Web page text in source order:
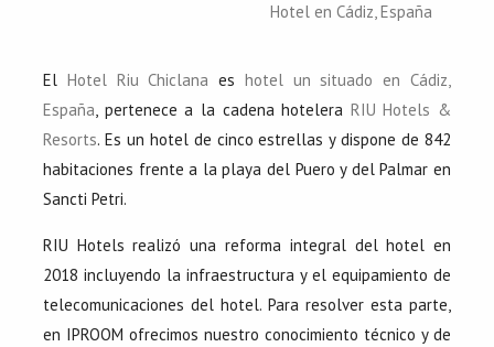
Hotel en Cádiz, España
El Hotel Riu Chiclana es hotel un situado en Cádiz,
España, pertenece a la cadena hotelera RIU Hotels &
Resorts. Es un hotel de cinco estrellas y dispone de 842
habitaciones frente a la playa del Puero y del Palmar en
Sancti Petri.
RIU Hotels realizó una reforma integral del hotel en
2018 incluyendo la infraestructura y el equipamiento de
telecomunicaciones del hotel. Para resolver esta parte,
en IPROOM ofrecimos nuestro conocimiento técnico y de